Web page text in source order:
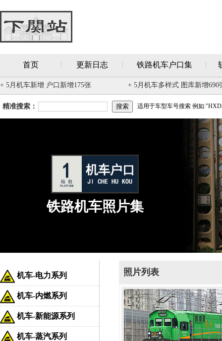
首页 更新日志 铁路机车户口集
+ 5月机车新增 户口新增175张 + 5月机车多样式 图库新增690
精准搜索： 适用于车型车号搜索 例如
铁路机车照片集
机车-电力系列
机车-内燃系列
机车-新能源系列
机车-蒸汽系列
照片列表